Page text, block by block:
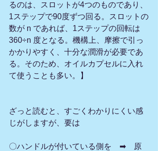
るのは、スロットが4つのものであり、
1ステップで90度ずつ回る。スロットの
数が n であれば、1ステップの回転は
360÷n 度となる。機構上、摩擦で引っ
かかりやすく、十分な潤滑が必要であ
る。そのため、オイルカプセルに入れ
て使うことも多い。】
ざっと読むと、すごくわかりにくい感
じがしますが、要は
〇ハンドルが付いている側を　➡　原